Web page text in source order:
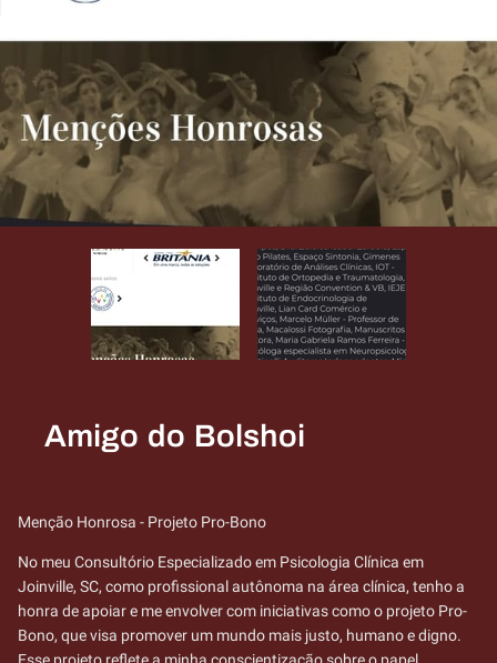
Amigo do Bolshoi
Menção Honrosa - Projeto Pro-Bono
No meu Consultório Especializado em Psicologia Clínica em
Joinville, SC, como profissional autônoma na área clínica, tenho a
honra de apoiar e me envolver com iniciativas como o projeto Pro-
Bono, que visa promover um mundo mais justo, humano e digno.
Esse projeto reflete a minha conscientização sobre o papel